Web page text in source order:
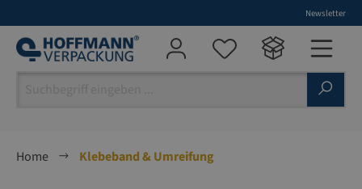
Newsletter
Home
Klebeband & Umreifung